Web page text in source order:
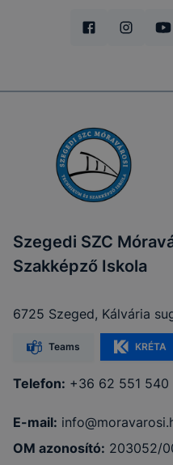
Szegedi SZC
Szakképző Iskola
6725 Szeged, Kálvária
Teams KRÉTA
Telefon: +36 62 551 540
E-mail:
OM azonosító: 203052/